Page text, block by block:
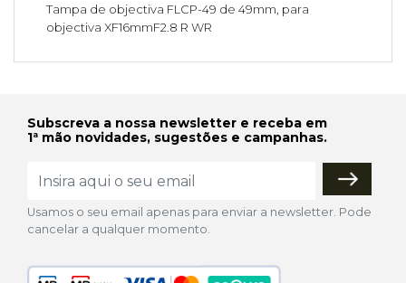
Tampa de objectiva FLCP-49 de 49mm, para
objectiva XF16mmF2.8 R WR
Subscreva a nossa newsletter e receba em
1ª mão novidades, sugestões e campanhas.
Usamos o seu email apenas para enviar a newsletter. Pode
cancelar a qualquer momento.